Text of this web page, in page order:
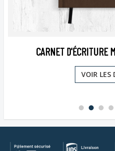
CARNET D'ÉCRITURE
VOIR LES